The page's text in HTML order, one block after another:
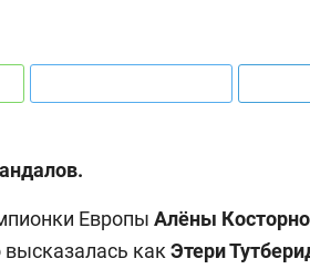
Европы Алёны
как Этери